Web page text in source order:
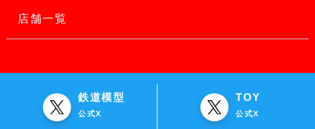
店舗一覧
鉄道模型
公式X
TOY
公式X